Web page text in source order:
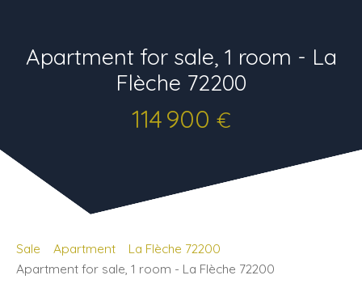
Apartment for sale, 1 room - La
Flèche 72200
114 900 €
Sale Apartment
La Flèche 72200
Apartment for sale, 1 room - La Flèche 72200